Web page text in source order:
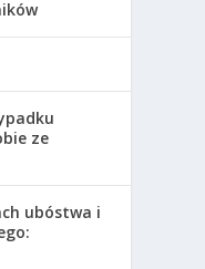
ze
ubóstwa i